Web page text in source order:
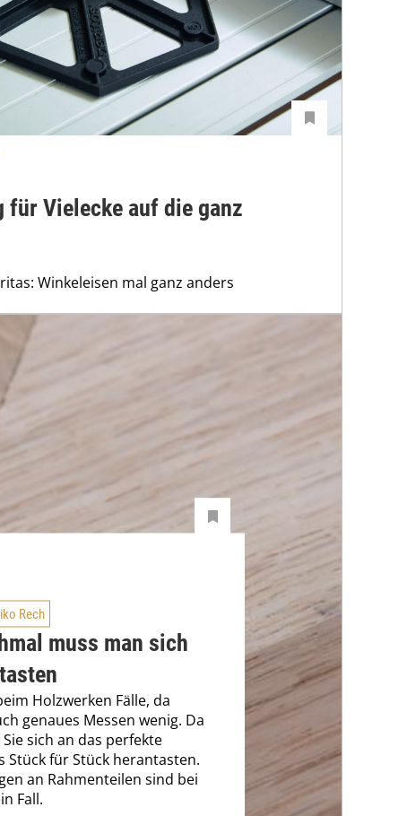
Vielecke auf die ganz
Winkeleisen mal ganz anders
Rech
muss man sich
Holzwerken Fälle, da
genaues Messen wenig. Da
sich an das perfekte
Stück für Stück herantasten.
an Rahmenteilen sind bei
Fall.